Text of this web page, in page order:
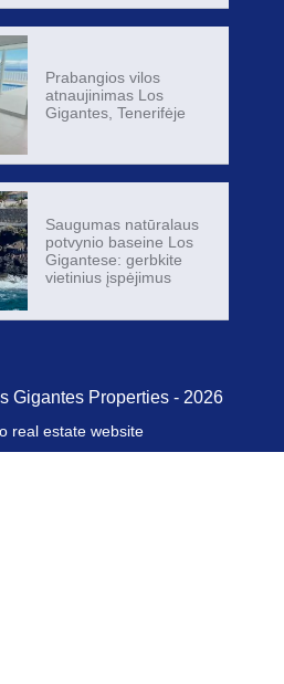
Prabangios vilos
atnaujinimas Los
Gigantes, Tenerifėje
Saugumas natūralaus
potvynio baseine Los
Gigantese: gerbkite
vietinius įspėjimus
Gigantes Properties - 2026
real estate website